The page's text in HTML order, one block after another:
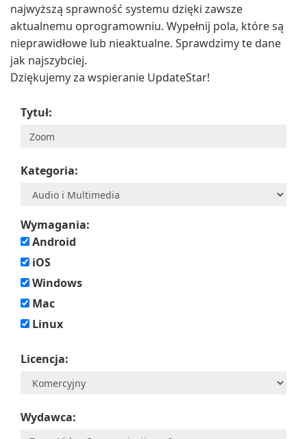
najwyższą sprawność systemu dzięki zawsze
aktualnemu oprogramowniu. Wypełnij pola, które są
nieprawidłowe lub nieaktualne. Sprawdzimy te dane
jak najszybciej.
Dziękujemy za wspieranie UpdateStar!
Tytuł:
Kategoria:
Wymagania:
Android
iOS
Windows
Mac
Linux
Licencja:
Wydawca: